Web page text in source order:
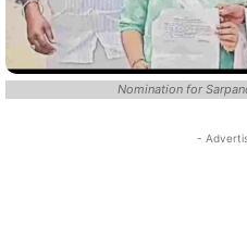
Nomination for
-